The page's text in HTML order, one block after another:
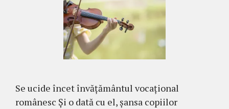
Se ucide încet învățământul vocațional
românesc Și o dată cu el, șansa copiilor